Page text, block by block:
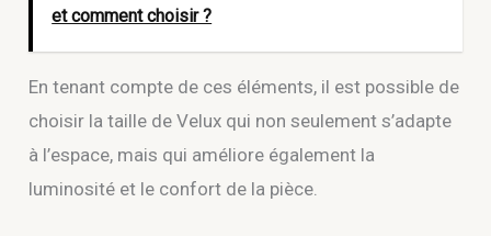
et comment choisir ?
En tenant compte de ces éléments, il est possible de
choisir la taille de Velux qui non seulement s’adapte
à l’espace, mais qui améliore également la
luminosité et le confort de la pièce.